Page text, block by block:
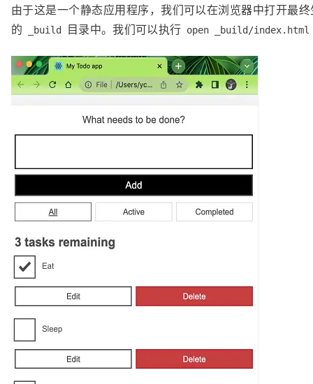
由于这是一个静态应用程序，我们可以在浏览器中打开最
的
_build 目录中。我们可以执行 open _build/index.html